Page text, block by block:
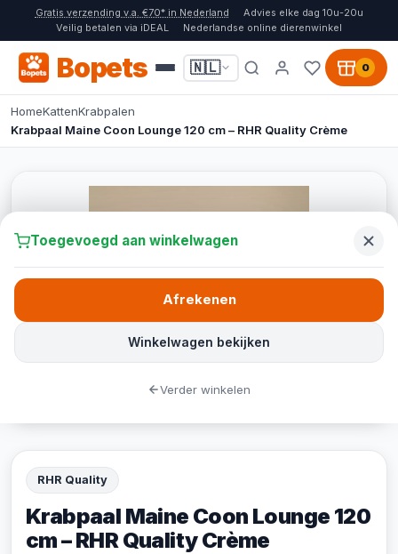
Gratis verzending v.a. €70* in Nederland
Advies elke dag 10u-20u
Veilig betalen via iDEAL
Nederlandse online dierenwinkel
Bopets 🇳🇱 0
HomeKattenKrabpalen
Krabpaal Maine Coon Lounge 120 cm – RHR Quality Crème
RHR Quality
Krabpaal Maine Coon Lounge 120
cm – RHR Quality Crème
Toegevoegd aan winkelwagen
Winkelwagen bekijken
Afrekenen
Verder winkelen